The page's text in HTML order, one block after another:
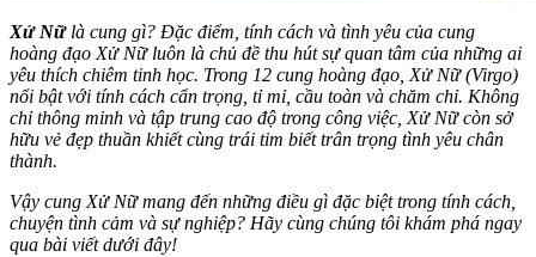
Xử Nữlà cung gì? Đặc điểm, tính cách và tình yêu của cung
hoàng đạo Xử Nữ luôn là chủ đề thu hút sự quan tâm của những ai
yêu thích chiêm tinh học. Trong 12 cung hoàng đạo, Xử Nữ (Virgo)
nổi bật với tính cách cẩn trọng, tỉ mỉ, cầu toàn và chăm chỉ. Không
chỉ thông minh và tập trung cao độ trong công việc, Xử Nữ còn sở
hữu vẻ đẹp thuần khiết cùng trái tim biết trân trọng tình yêu chân
thành.
Vậy cung Xử Nữ mang đến những điều gì đặc biệt trong tính cách,
chuyện tình cảm và sự nghiệp? Hãy cùng chúng tôi khám phá ngay
qua bài viết dưới đây!